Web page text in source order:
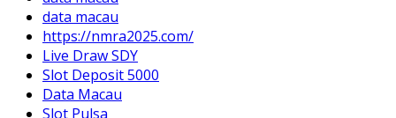
data macau
https://nmra2025.com/
Live Draw SDY
Slot Deposit 5000
Data Macau
Slot Pulsa